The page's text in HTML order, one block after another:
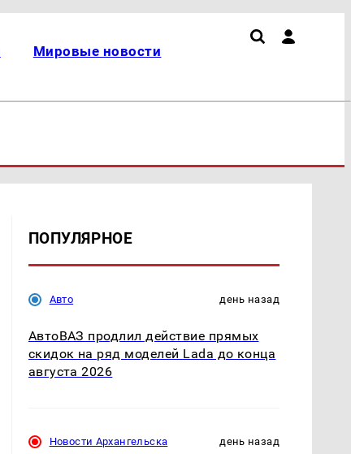
Мировые новости
ПОПУЛЯРНОЕ
Авто день назад
АвтоВАЗ продлил действие прямых
скидок на ряд моделей Lada до конца
августа 2026
Новости Архангельска день назад